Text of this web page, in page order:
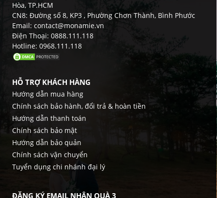
Hòa, TP.HCM
CN8: Đường số 8, KP3 , Phường Chơn Thành, Bình Phước
Email: contact@monamie.vn
Điện Thoại: 0888.111.118
Hotline: 0968.111.118
HỖ TRỢ KHÁCH HÀNG
Hướng dẫn mua hàng
Chính sách bảo hành, đổi trả & hoàn tiền
Hướng dẫn thanh toán
Chính sách bảo mật
Hướng dẫn bảo quản
Chính sách vận chuyển
Tuyển dụng chi nhánh đại lý
ĐĂNG KÝ EMAIL NHẬN QUÀ 3